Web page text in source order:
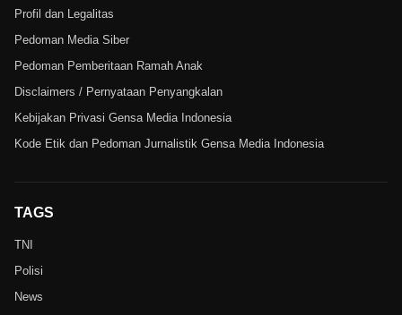
Profil dan Legalitas
Pedoman Media Siber
Pedoman Pemberitaan Ramah Anak
Disclaimers / Pernyataan Penyangkalan
Kebijakan Privasi Gensa Media Indonesia
Kode Etik dan Pedoman Jurnalistik Gensa Media Indonesia
TAGS
TNI
Polisi
News